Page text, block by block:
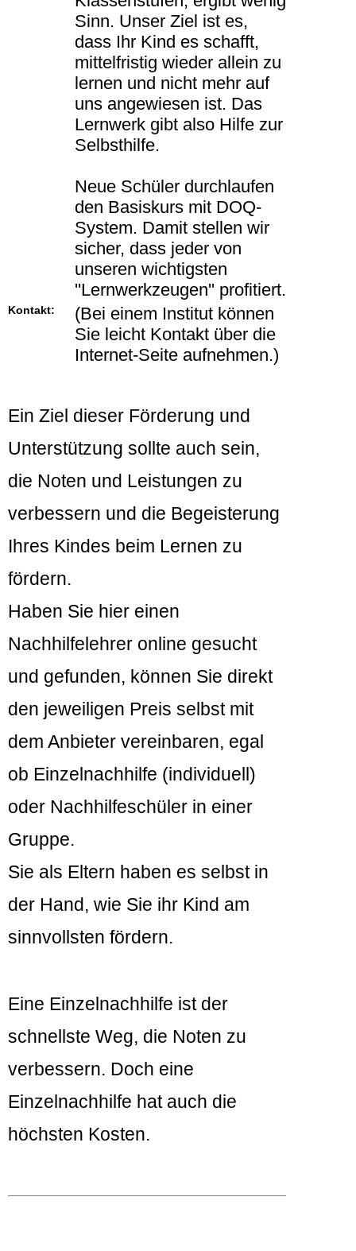
Sinn. Unser Ziel ist es,
dass Ihr Kind es schafft,
mittelfristig wieder allein zu
lernen und nicht mehr auf
uns angewiesen ist. Das
Lernwerk gibt also Hilfe zur
Selbsthilfe.
Neue Schüler durchlaufen
den Basiskurs mit DOQ-
System. Damit stellen wir
sicher, dass jeder von
unseren wichtigsten
''Lernwerkzeugen'' profitiert.
Kontakt:
(Bei einem Institut können
Sie leicht Kontakt über die
Internet-Seite aufnehmen.)
Ein Ziel dieser Förderung und
Unterstützung sollte auch sein,
die Noten und Leistungen zu
verbessern und die Begeisterung
Ihres Kindes beim Lernen zu
fördern.
Haben Sie hier einen
Nachhilfelehrer online gesucht
und gefunden, können Sie direkt
den jeweiligen Preis selbst mit
dem Anbieter vereinbaren, egal
ob Einzelnachhilfe (individuell)
oder Nachhilfeschüler in einer
Gruppe.
Sie als Eltern haben es selbst in
der Hand, wie Sie ihr Kind am
sinnvollsten fördern.
Eine Einzelnachhilfe ist der
schnellste Weg, die Noten zu
verbessern. Doch eine
Einzelnachhilfe hat auch die
höchsten Kosten.